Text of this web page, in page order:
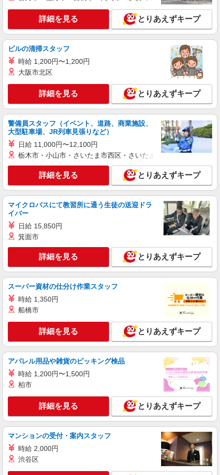
詳細を見る とりあえずキープ
ビルの清掃スタッフ
時給 1,200円〜1,200円
大阪市北区
詳細を見る とりあえずキープ
警備員スタッフ（イベント、道路、商業施設、
大型駐車場、JR列車見張りなど）
日給 11,000円〜12,100円
栃木市・小山市・さいたま市西区・さいたま市岩槻区・久喜市・
詳細を見る とりあえずキープ
マイクロバスにて教習所に通う生徒の送迎ドラ
イバー
日給 15,850円
箕面市
詳細を見る とりあえずキープ
スーパー資材の仕分け作業スタッフ
時給 1,350円
船橋市
詳細を見る とりあえずキープ
アパレル用品や雑貨のピッキング検品
時給 1,200円〜1,500円
柏市
詳細を見る とりあえずキープ
マンションの受付・案内スタッフ
時給 2,000円
渋谷区